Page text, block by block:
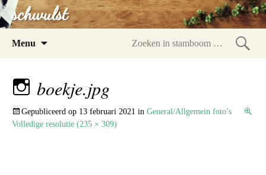
schwulst
Menu
boekje.jpg
Gepubliceerd op 13 februari 2021 in General/Allgemein foto’s
Volledige resolutie (235 × 309)